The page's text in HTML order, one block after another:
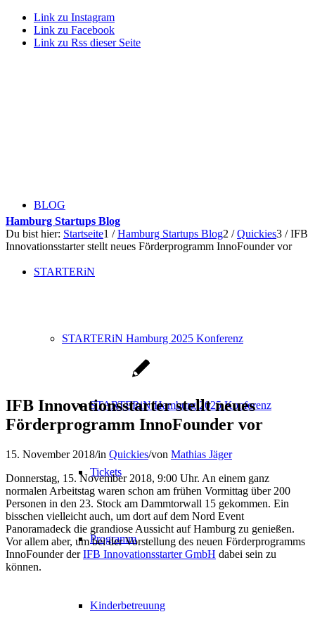
Link zu Instagram
Link zu Facebook
Link zu Rss dieser Seite
BLOG
STARTERiN
STARTERiN Hamburg 2025 Konferenz
STARTERiN Hamburg 2025 Konferenz
Tickets
Programm
Kinderbetreuung
Hamburg Startups Blog
Du bist hier: Startseite1 / Hamburg Startups Blog2 / Quickies3 / IFB
Innovationsstarter stellt neues Förderprogramm InnoFounder vor
IFB Innovationsstarter stellt neues
Förderprogramm InnoFounder vor
15. November 2018/in Quickies/von Mathias Jäger
Donnerstag, 15. November 2018, 9:00 Uhr. An einem ganz
normalen Arbeitstag waren schon am frühen Vormittag über 200
Personen in den 23. Stock am Dammtorwall 15 gekommen. Ein
bisschen vielleicht auch, um dort auf dem Nord Event
Panoramadeck die grandiose Aussicht auf Hamburg zu genießen.
Vor allem aber, um bei der Vorstellung des neuen Förderprogramms
InnoFounder derIFB Innovationsstarter GmbH dabei sein zu
können.